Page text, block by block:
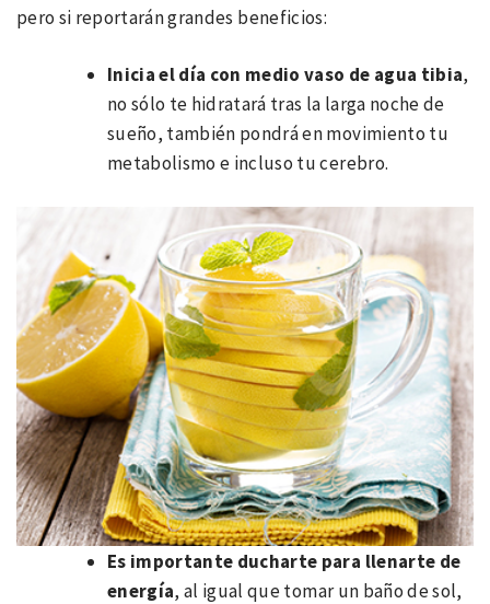
pero si reportarán grandes beneficios:
Inicia el día con medio vaso de agua tibia,
no sólo te hidratará tras la larga noche de
sueño, también pondrá en movimiento tu
metabolismo e incluso tu cerebro.
Es importante ducharte para llenarte de
energía, al igual que tomar un baño de sol,